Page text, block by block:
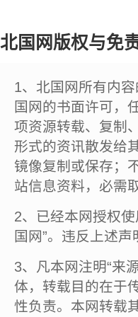
北国网版权与免
1、北国网所有内
国网的书面许可，
项资源转载、复制
形式的资讯散发给
镜像复制或保存；
站信息资料，必需
2、已经本网授权
国网”。违反上述
3、凡本网注明“来
体，转载目的在于
性负责。本网转载